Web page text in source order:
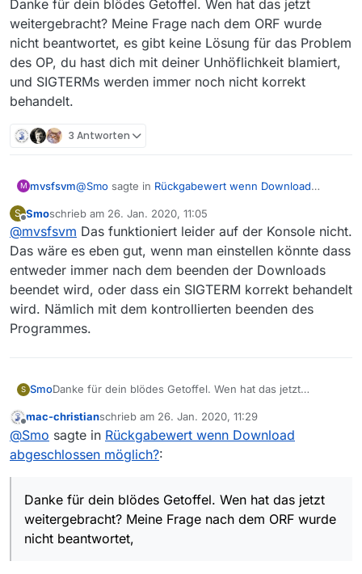
Danke für dein blödes Getoffel. Wen hat das jetzt
weitergebracht? Meine Frage nach dem ORF wurde
nicht beantwortet, es gibt keine Lösung für das Problem
des OP, du hast dich mit deiner Unhöflichkeit blamiert,
und SIGTERMs werden immer noch nicht korrekt
behandelt.
3 Antworten
M mvsfsvm@Smo sagte in Rückgabewert wenn Download
Auf jeden Fall wäre eine Konfigmöglichkeit:
“MV nach Beendigung aller Downloads
beenden” schon gut.
Wenn du diesen Thread hier gelesen hättest,
wüsstest du, dass die Möglichkeit MV nach Beenden
der Downloads zu beenden bereits existiert.
https://forum.mediathekview.de/post/19446
S
Offline
Smoschrieb am 26. Jan. 2020, 11:05
zuletzt editiert von
@mvsfsvm Das funktioniert leider auf der Konsole nicht.
Das wäre es eben gut, wenn man einstellen könnte dass
entweder immer nach dem beenden der Downloads
beendet wird, oder dass ein SIGTERM korrekt behandelt
wird. Nämlich mit dem kontrollierten beenden des
Programmes.
S SmoDanke für dein blödes Getoffel. Wen hat das jetzt
beantwortet, es gibt keine Lösung für das Problem des
OP, du hast dich mit deiner Unhöflichkeit blamiert, und
SIGTERMs werden immer noch nicht korrekt behandelt.
Offline
mac-christianschrieb am 26. Jan. 2020, 11:29
zuletzt editiert von
@Smo sagte in Rückgabewert wenn Download
abgeschlossen möglich?:
Danke für dein blödes Getoffel. Wen hat das jetzt
weitergebracht? Meine Frage nach dem ORF wurde
nicht beantwortet,